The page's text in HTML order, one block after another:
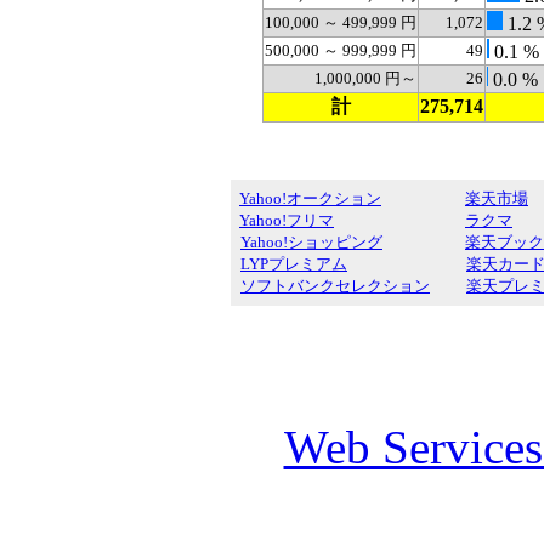
100,000 ～ 499,999 円 1,072 1.2
500,000 ～ 999,999 円 49 0.1 %
1,000,000 円～ 26 0.0 %
計
275,714
Yahoo!オークション
Yahoo!フリマ
Yahoo!ショッピング
LYPプレミアム
ソフトバンクセレクション
楽天市場
ラクマ
楽天ブッ
楽天カード
楽天プレ
Web